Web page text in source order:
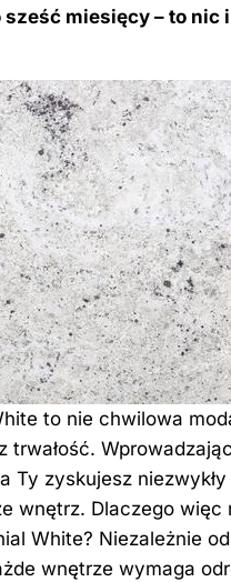
miesięcy – to nic
to nie chwilowa
trwałość.
Ty zyskujesz
wnętrz. Dlaczego
White? Niezależnie
wnętrze wymaga